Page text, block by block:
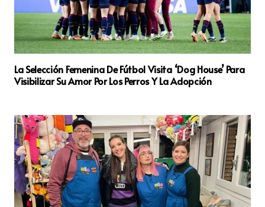
La Selección Femenina De Fútbol Visita ‘Dog House’ Para
Visibilizar Su Amor Por Los Perros Y La Adopción